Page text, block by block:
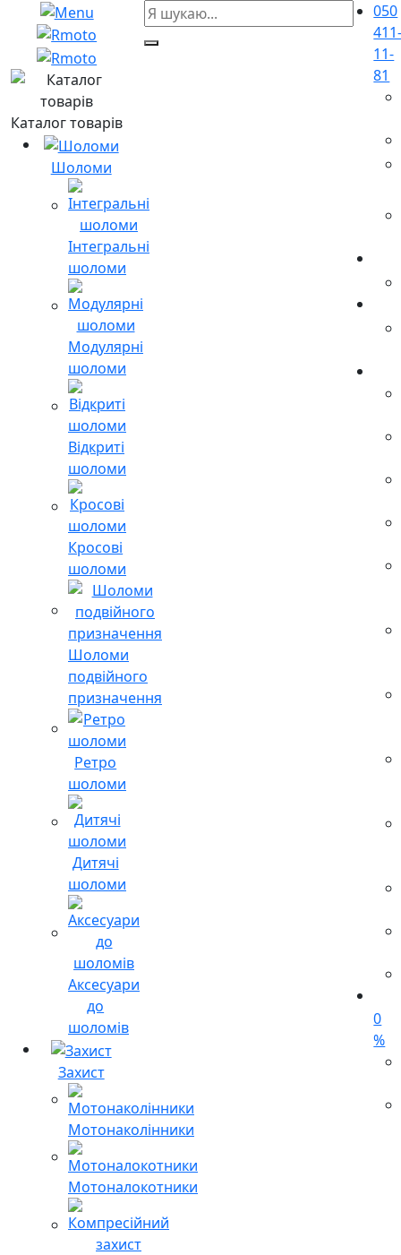
Каталог товарів
Шоломи
Інтегральні
шоломи
Модулярні
шоломи
Відкриті
шоломи
Кросові
шоломи
Шоломи
подвійного
призначення
Ретро
шоломи
Дитячі
шоломи
Аксесуари
до
шоломів
Захист
Мотонаколінники
Мотоналокотники
050
11-
81
0
%